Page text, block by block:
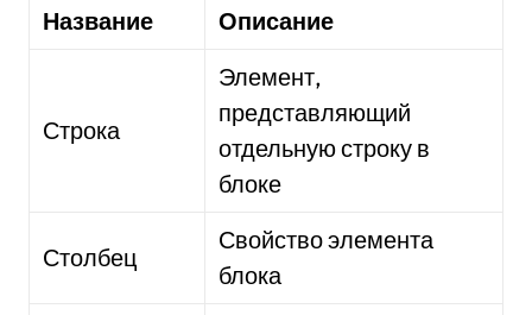
Название Описание
Строка
Элемент,
представляющий
отдельную строку в
блоке
Столбец
Свойство элемента
блока